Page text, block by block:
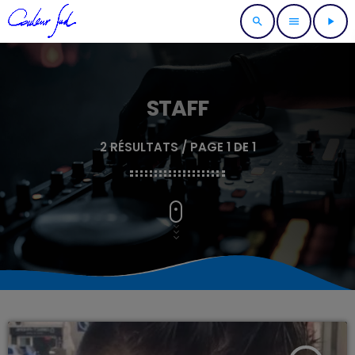
search menu play_arrow
STAFF
2 RÉSULTATS / PAGE 1 DE 1